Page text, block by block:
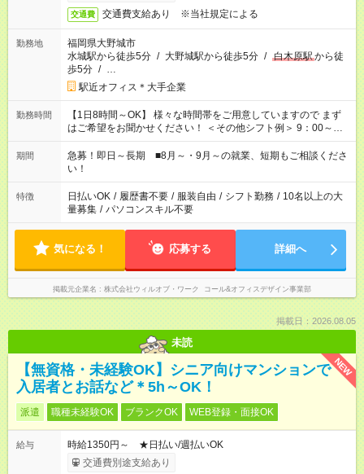
交通費 交通費支給あり ※当社規定による
勤務地
福岡県大野城市
水城駅から徒歩5分 / 大野城駅から徒歩5分 / 白木原駅から徒
歩5分 / …
駅近オフィス＊大手企業
勤務時間
【1日8時間～OK】 様々な時間帯をご用意していますので まず
はご希望をお聞かせください！ ＜その他シフト例＞ 9：00～
17：00 11：00～20：00 などなど！その他のお時間もOKです！
期間
急募！即日～長期 ■8月～・9月～の就業、短期もご相談くださ
い！
特徴 日払いOK / 履歴書不要 / 服装自由 / シフト勤務 / 10名以上の大
量募集 / パソコンスキル不要
気になる！ 応募する 詳細へ
掲載元企業名 株式会社ウィルオブ・ワーク コール&オフィスデザイン事業部
掲載日：2026.08.05
未読
NEW
【無資格・未経験OK】シニア向けマンションで
入居者とお話など＊5h～OK！
派遣 職種未経験OK ブランクOK WEB登録・面接OK
給与
時給1350円～ ★日払い/週払いOK
交通費別途支給あり